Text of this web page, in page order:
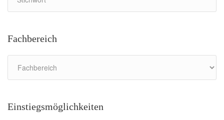
Fachbereich
Einstiegsmöglichkeiten